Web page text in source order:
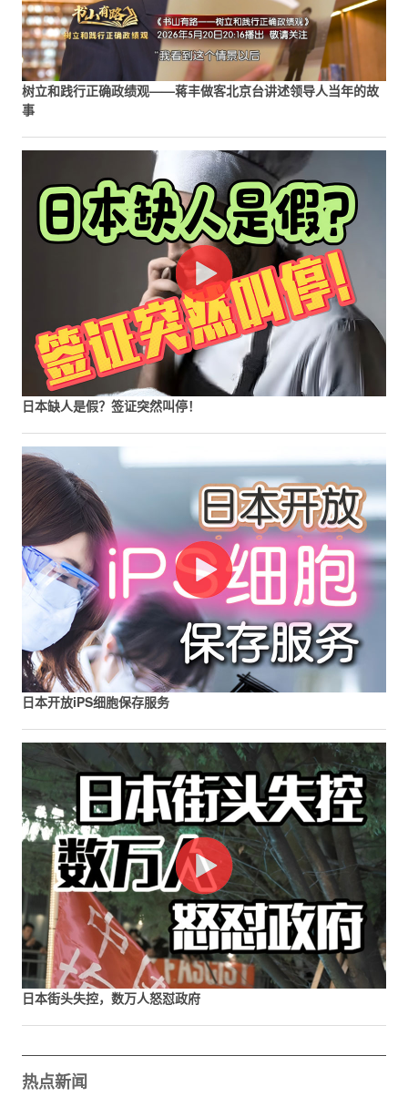
树立和践行正确政绩观——蒋丰做客北京台讲述领导人当年的故
事
日本缺人是假？签证突然叫停！
日本开放iPS细胞保存服务
日本街头失控，数万人怒怼政府
热点新闻